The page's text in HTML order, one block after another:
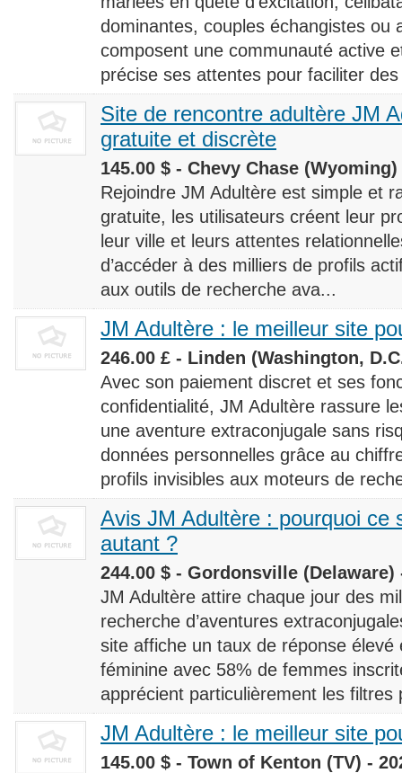
dominantes, couples échangistes ou
composent une communauté active
précise ses attentes pour faciliter
Site de rencontre adultère JM
gratuite et discrète
145.00 $ - Chevy Chase (Wyoming)
Rejoindre JM Adultère est simple et
gratuite, les utilisateurs créent leur
leur ville et leurs attentes
d’accéder à des milliers de profils
aux outils de recherche ava...
JM Adultère : le meilleur site
246.00 £ - Linden (Washington,
Avec son paiement discret et ses
confidentialité, JM Adultère rassure
une aventure extraconjugale sans
données personnelles grâce au
profils invisibles aux moteurs de
Avis JM Adultère : pourquoi ce
autant ?
244.00 $ - Gordonsville (Delaware)
JM Adultère attire chaque jour des
recherche d’aventures
site affiche un taux de réponse
féminine avec 58% de femmes
apprécient particulièrement les filtres
JM Adultère : le meilleur site
145.00 $ - Town of Kenton (TV) -